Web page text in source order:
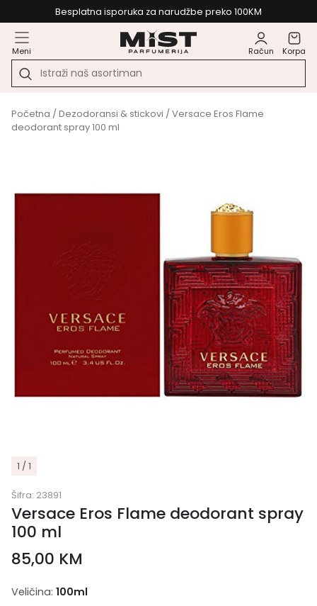
Besplatna isporuka za narudžbe preko 100KM
Meni Račun Korpa
Početna /Dezodoransi & stickovi / Versace Eros Flame
deodorant spray 100 ml
1 / 1
Šifra: 23891
Versace Eros Flame deodorant spray
100 ml
85,00 KM
Veličina: 100ml